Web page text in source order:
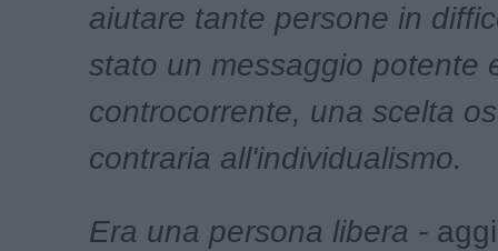
aiutare tante persone in
stato un messaggio potente
controcorrente, una scelta
contraria all'individualismo.
Era una persona libera -